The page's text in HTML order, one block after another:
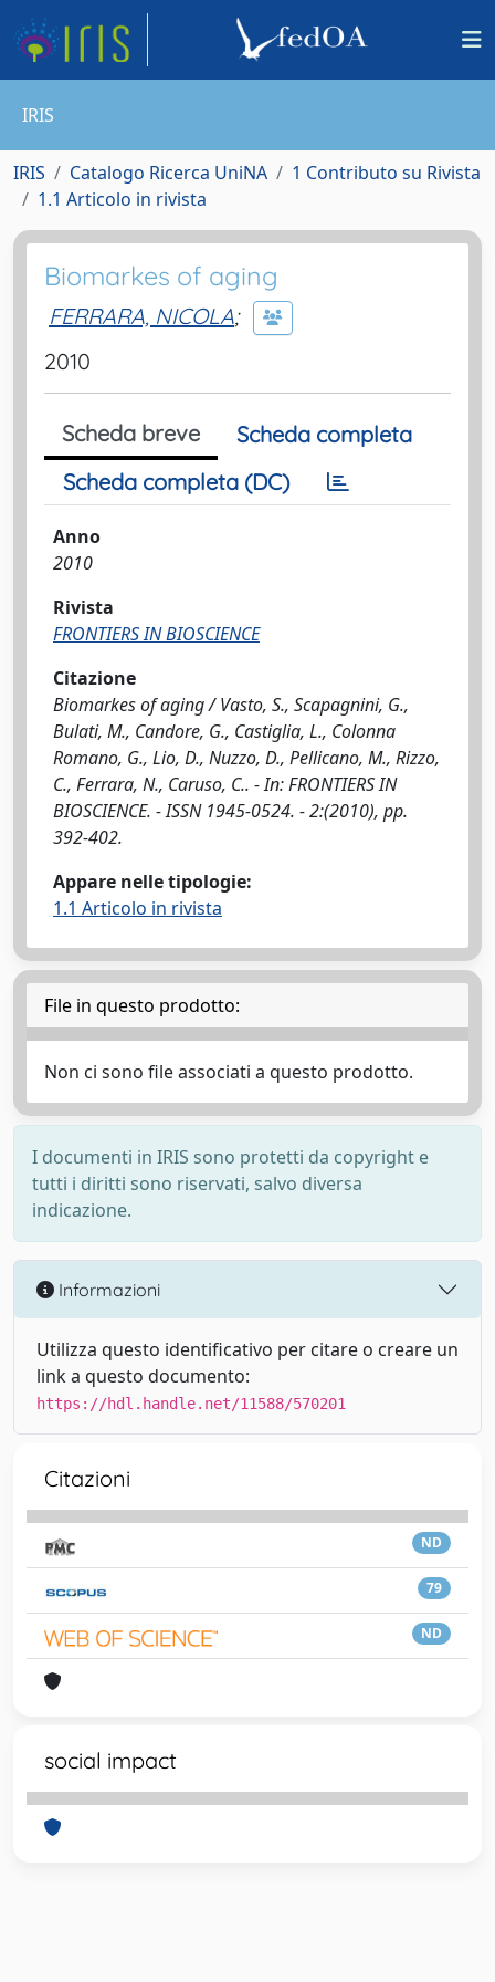
IRIS
IRIS Catalogo Ricerca UniNA
1 Contributo su Rivista
1.1 Articolo in rivista
Biomarkes of aging
FERRARA, NICOLA;
2010
Scheda breve
Scheda completa
Scheda completa (DC)
Anno
2010
Rivista
FRONTIERS IN BIOSCIENCE
Citazione
Biomarkes of aging / Vasto, S., Scapagnini, G.,
Bulati, M., Candore, G., Castiglia, L., Colonna
Romano, G., Lio, D., Nuzzo, D., Pellicano, M., Rizzo,
C., Ferrara, N., Caruso, C.. - In: FRONTIERS IN
BIOSCIENCE. - ISSN 1945-0524. - 2:(2010), pp.
392-402.
Appare nelle tipologie:
1.1 Articolo in rivista
File in questo prodotto:
Non ci sono file associati a questo prodotto.
I documenti in IRIS sono protetti da copyright e
tutti i diritti sono riservati, salvo diversa
indicazione.
Informazioni
Utilizza questo identificativo per citare o creare un
link a questo documento:
https://hdl.handle.net/11588/570201
Citazioni
ND
79
ND
social impact